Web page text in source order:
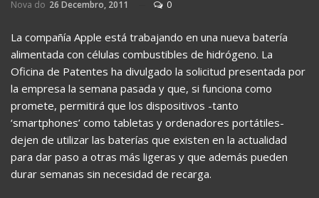
Nova do 26 Decembro, 2011 0
La compañía Apple está trabajando en una nueva batería
alimentada con células combustibles de hidrógeno. La
Oficina de Patentes ha divulgado la solicitud presentada por
la empresa la semana pasada y que, si funciona como
promete, permitirá que los dispositivos -tanto
‘smartphones’ como tabletas y ordenadores portátiles-
dejen de utilizar las baterías que existen en la actualidad
para dar paso a otras más ligeras y que además pueden
durar semanas sin necesidad de recarga.